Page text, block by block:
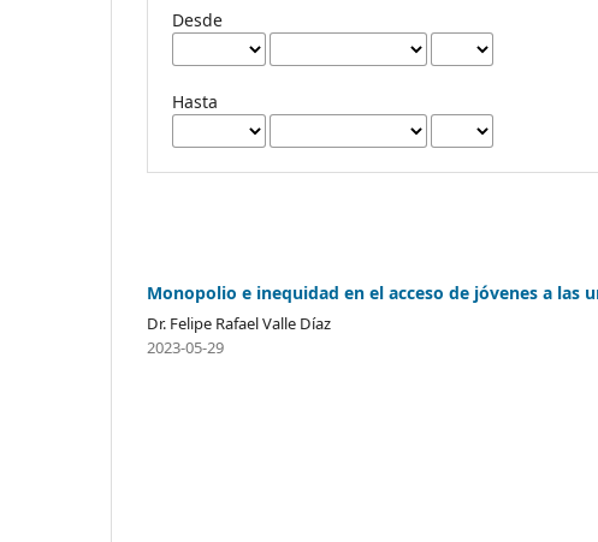
Desde
Hasta
Monopolio e inequidad en el acceso de jóvenes a las
Dr. Felipe Rafael Valle Díaz
2023-05-29